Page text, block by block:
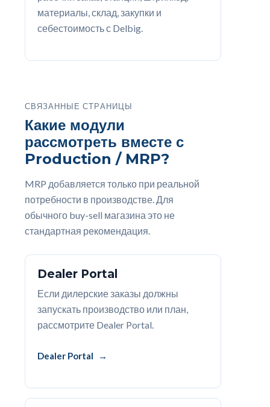
материалы, склад, закупки и
себестоимость с Delbig.
СВЯЗАННЫЕ СТРАНИЦЫ
Какие модули
рассмотреть вместе с
Production / MRP?
MRP добавляется только при реальной
потребности в производстве. Для
обычного buy-sell магазина это не
стандартная рекомендация.
Dealer Portal
Если дилерские заказы должны
запускать производство или план,
рассмотрите Dealer Portal.
Dealer Portal